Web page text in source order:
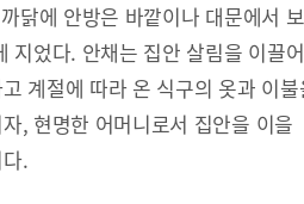
닭에 안방은 바깥이나 대문에서
지었다. 안채는 집안 살림을 이끌
계절에 따라 온 식구의 옷과 이불
, 현명한 어머니로서 집안을 이을
.